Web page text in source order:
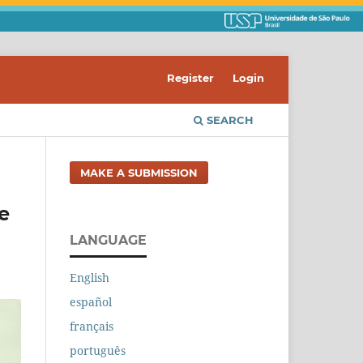
SEARCH
Register Login
MAKE A SUBMISSION
LANGUAGE
English
español
français
português